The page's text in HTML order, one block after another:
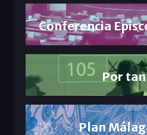
Conferencia
Por
Plan